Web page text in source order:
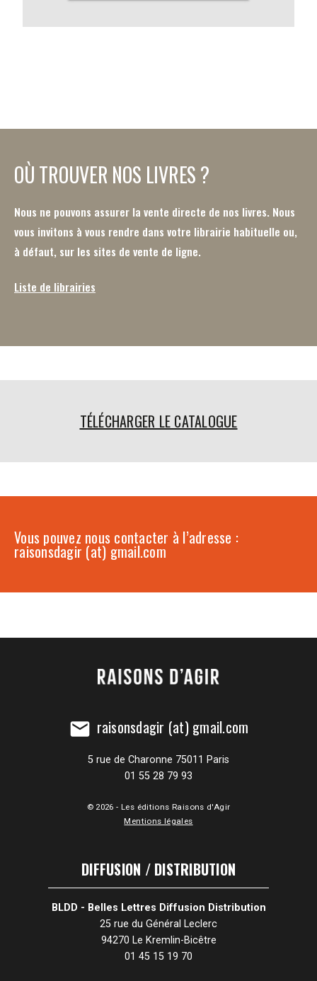
OÙ TROUVER NOS LIVRES ?
Nous ne pouvons assurer la vente directe de nos livres. Nous
vous invitons à vous rendre dans votre librairie habituelle ou,
à défaut, sur les sites de vente de ligne.
Liste de librairies
TÉLÉCHARGER LE CATALOGUE
Vous pouvez nous contacter à l’adresse :
raisonsdagir (at) gmail.com
mail raisonsdagir (at) gmail.com
5 rue de Charonne 75011 Paris
01 55 28 79 93
© 2026 - Les éditions Raisons d'Agir
Mentions légales
DIFFUSION / DISTRIBUTION
BLDD - Belles Lettres Diffusion Distribution
25 rue du Général Leclerc
94270 Le Kremlin-Bicêtre
01 45 15 19 70